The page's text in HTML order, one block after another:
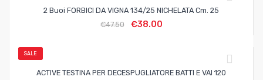
2 Buoi FORBICI DA VIGNA 134/25 NICHELATA Cm. 25
€47.50 €38.00
SALE
ACTIVE TESTINA PER DECESPUGLIATORE BATTI E VAI 120